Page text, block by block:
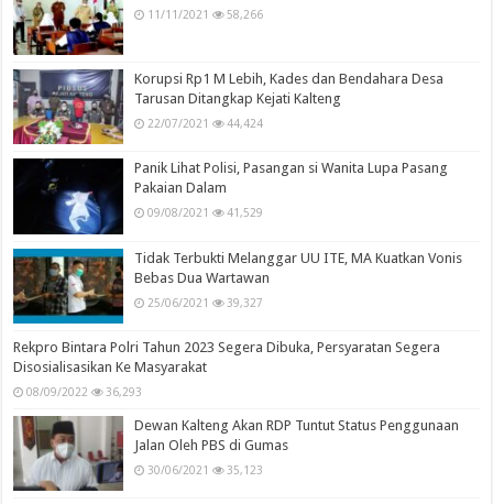
11/11/2021 58,266
Korupsi Rp1 M Lebih, Kades dan Bendahara Desa
Tarusan Ditangkap Kejati Kalteng
22/07/2021 44,424
Panik Lihat Polisi, Pasangan si Wanita Lupa Pasang
Pakaian Dalam
09/08/2021 41,529
Tidak Terbukti Melanggar UU ITE, MA Kuatkan Vonis
Bebas Dua Wartawan
25/06/2021 39,327
Rekpro Bintara Polri Tahun 2023 Segera Dibuka, Persyaratan Segera
Disosialisasikan Ke Masyarakat
08/09/2022 36,293
Dewan Kalteng Akan RDP Tuntut Status Penggunaan
Jalan Oleh PBS di Gumas
30/06/2021 35,123